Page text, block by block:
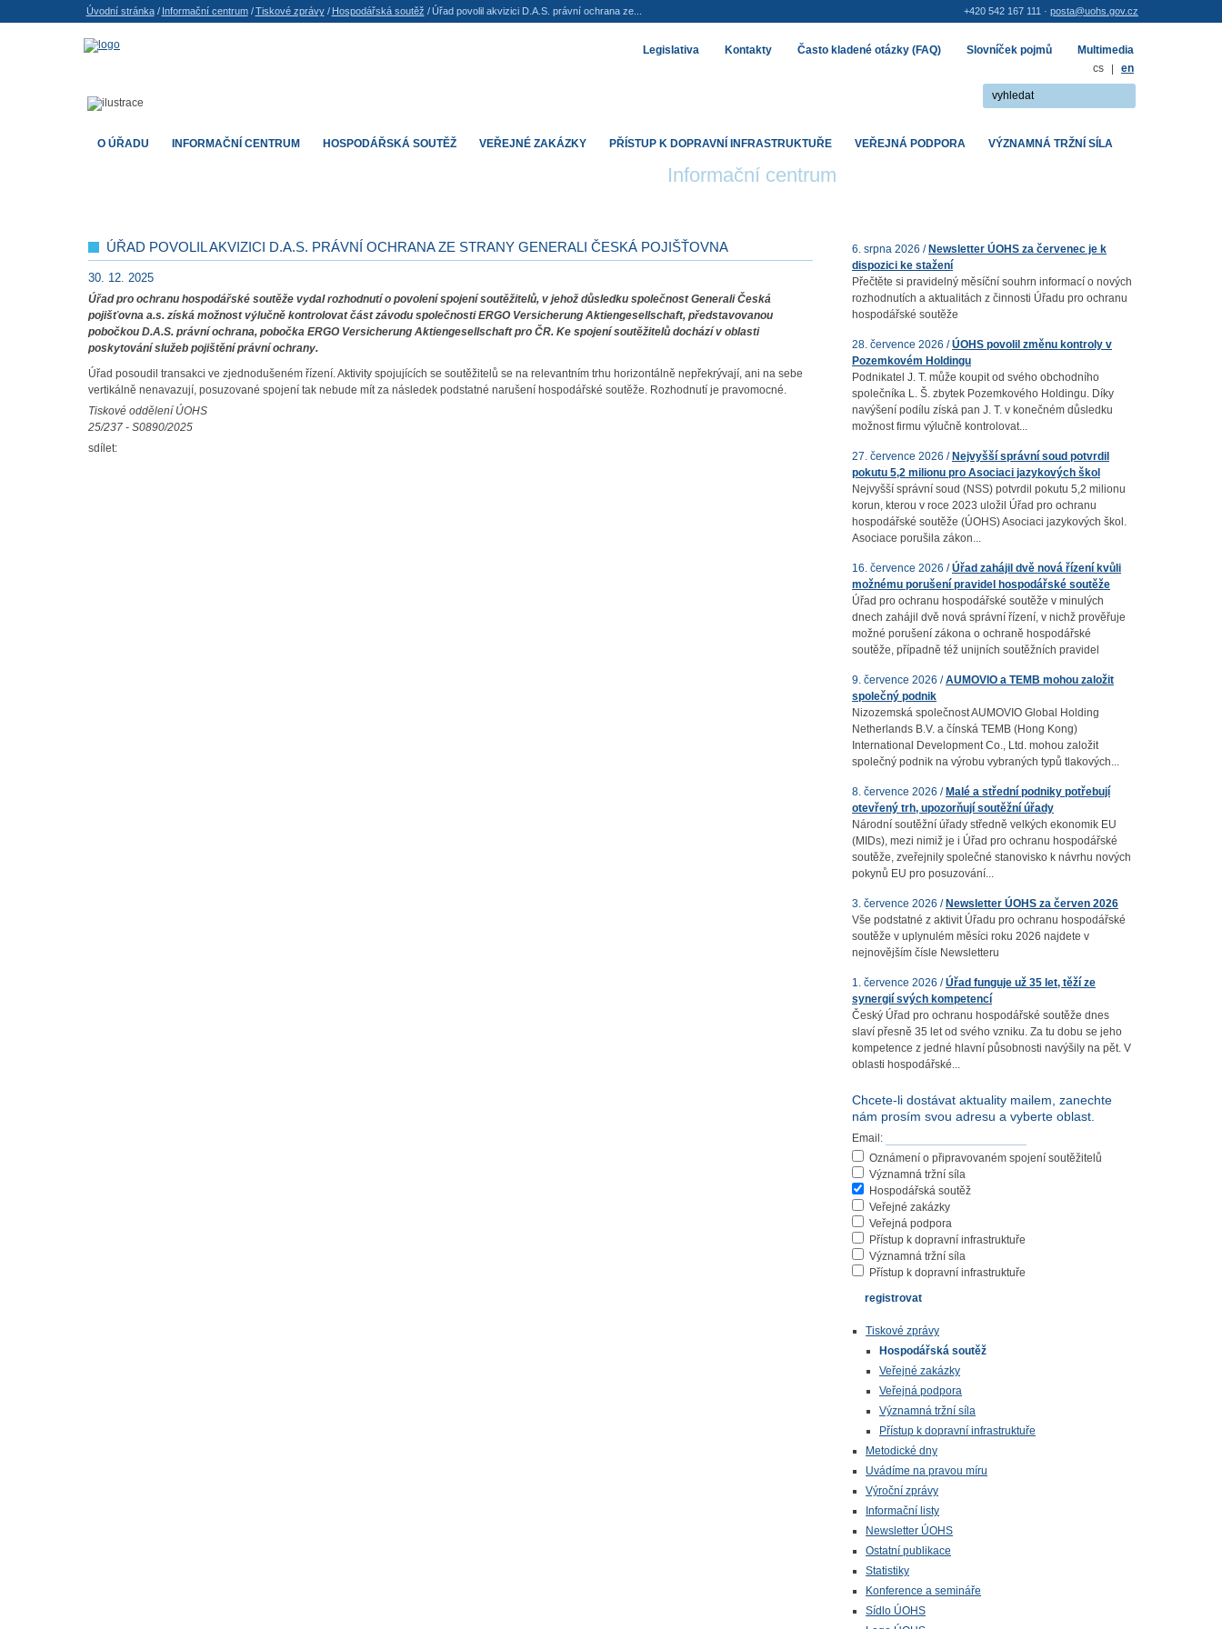
Informační centrum
ÚŘAD POVOLIL AKVIZICI D.A.S. PRÁVNÍ OCHRANA ZE STRANY GENERALI ČESKÁ POJIŠŤOVNA
30. 12. 2025
Úřad pro ochranu hospodářské soutěže vydal rozhodnutí o povolení spojení soutěžitelů, v jehož důsledku společnost Generali Česká
pojišťovna a.s. získá možnost výlučně kontrolovat část závodu společnosti ERGO Versicherung Aktiengesellschaft, představovanou
pobočkou D.A.S. právní ochrana, pobočka ERGO Versicherung Aktiengesellschaft pro ČR. Ke spojení soutěžitelů dochází v oblasti
poskytování služeb pojištění právní ochrany.
Úřad posoudil transakci ve zjednodušeném řízení. Aktivity spojujících se soutěžitelů se na relevantním trhu horizontálně nepřekrývají, ani na sebe
vertikálně nenavazují, posuzované spojení tak nebude mít za následek podstatné narušení hospodářské soutěže. Rozhodnutí je pravomocné.
Tiskové oddělení ÚOHS
25/237 - S0890/2025
sdílet:
6. srpna 2026 / Newsletter ÚOHS za červenec je k
dispozici ke stažení
Přečtěte si pravidelný měsíční souhrn informací o nových
rozhodnutích a aktualitách z činnosti Úřadu pro ochranu
hospodářské soutěže
28. července 2026 /ÚOHS povolil změnu kontroly v
Pozemkovém Holdingu
Podnikatel J. T. může koupit od svého obchodního
společníka L. Š. zbytek Pozemkového Holdingu. Díky
navýšení podílu získá pan J. T. v konečném důsledku
možnost firmu výlučně kontrolovat...
27. července 2026 / Nejvyšší správní soud potvrdil
pokutu 5,2 milionu pro Asociaci jazykových škol
Nejvyšší správní soud (NSS) potvrdil pokutu 5,2 milionu
korun, kterou v roce 2023 uložil Úřad pro ochranu
hospodářské soutěže (ÚOHS) Asociaci jazykových škol.
Asociace porušila zákon...
16. července 2026 /Úřad zahájil dvě nová řízení kvůli
možnému porušení pravidel hospodářské soutěže
Úřad pro ochranu hospodářské soutěže v minulých
dnech zahájil dvě nová správní řízení, v nichž prověřuje
možné porušení zákona o ochraně hospodářské
soutěže, případně též unijních soutěžních pravidel
9. července 2026 /AUMOVIO a TEMB mohou založit
společný podnik
Nizozemská společnost AUMOVIO Global Holding
Netherlands B.V. a čínská TEMB (Hong Kong)
International Development Co., Ltd. mohou založit
společný podnik na výrobu vybraných typů tlakových...
8. července 2026 / Malé a střední podniky potřebují
otevřený trh, upozorňují soutěžní úřady
Národní soutěžní úřady středně velkých ekonomik EU
(MIDs), mezi nimiž je i Úřad pro ochranu hospodářské
soutěže, zveřejnily společné stanovisko k návrhu nových
pokynů EU pro posuzování...
3. července 2026 / Newsletter ÚOHS za červen 2026
Vše podstatné z aktivit Úřadu pro ochranu hospodářské
soutěže v uplynulém měsíci roku 2026 najdete v
nejnovějším čísle Newsletteru
1. července 2026 /Úřad funguje už 35 let, těží ze
synergií svých kompetencí
Český Úřad pro ochranu hospodářské soutěže dnes
slaví přesně 35 let od svého vzniku. Za tu dobu se jeho
kompetence z jedné hlavní působnosti navýšily na pět. V
oblasti hospodářské...
Chcete-li dostávat aktuality mailem, zanechte
nám prosím svou adresu a vyberte oblast.
Email:
Oznámení o připravovaném spojení soutěžitelů
Významná tržní síla
Hospodářská soutěž
Veřejné zakázky
Veřejná podpora
Přístup k dopravní infrastruktuře
Významná tržní síla
Přístup k dopravní infrastruktuře
Tiskové zprávy
Hospodářská soutěž
Veřejné zakázky
Veřejná podpora
Významná tržní síla
Přístup k dopravní infrastruktuře
Metodické dny
Uvádíme na pravou míru
Výroční zprávy
Informační listy
Newsletter ÚOHS
Ostatní publikace
Statistiky
Konference a semináře
Sídlo ÚOHS
O ÚŘADU INFORMAČNÍ CENTRUM HOSPODÁŘSKÁ SOUTĚŽ VEŘEJNÉ ZAKÁZKY PŘÍSTUP K DOPRAVNÍ INFRASTRUKTUŘE VEŘEJNÁ PODPORA VÝZNAMNÁ TRŽNÍ SÍLA
Legislativa Kontakty Často kladené otázky (FAQ) Slovníček pojmů
Multimedia
cs
| en
Úvodní stránka/ Informační centrum/ Tiskové zprávy/ Hospodářská soutěž / Úřad povolil akvizici D.A.S. právní ochrana ze... +420 542 167 111 · posta@uohs.gov.cz